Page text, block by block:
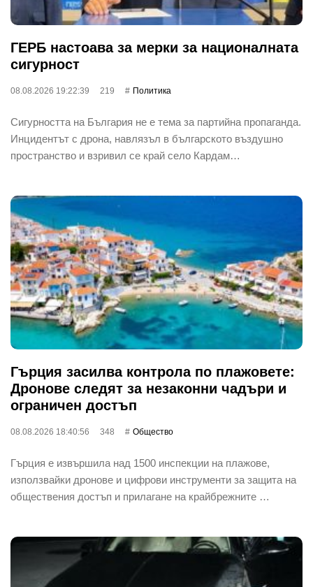
ГЕРБ настоава за мерки за националната
сигурност
08.08.2026 19:22:39 219 Политика
Сигурността на България не е тема за партийна пропаганда.
Инцидентът с дрона, навлязъл в българското въздушно
пространство и взривил се край село Кардам…
Гърция засилва контрола по плажовете:
Дронове следят за незаконни чадъри и
ограничен достъп
08.08.2026 18:40:56 348 Общество
Гърция е извършила над 1500 инспекции на плажове,
използвайки дронове и цифрови инструменти за защита на
обществения достъп и прилагане на крайбрежните …